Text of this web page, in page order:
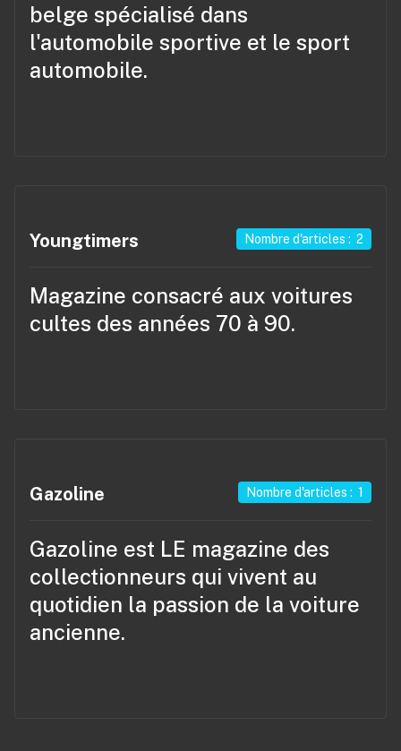
belge spécialisé dans
l'automobile sportive et le sport
automobile.
Youngtimers Nombre d'articles : 2
Magazine consacré aux voitures
cultes des années 70 à 90.
Gazoline Nombre d'articles : 1
Gazoline est LE magazine des
collectionneurs qui vivent au
quotidien la passion de la voiture
ancienne.